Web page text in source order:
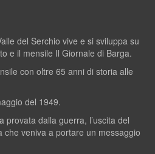
del Serchio vive e si sviluppa su
e il mensile Il Giornale di Barga.
con oltre 65 anni di storia alle
del 1949.
provata dalla guerra, l’uscita del
che veniva a portare un messaggio